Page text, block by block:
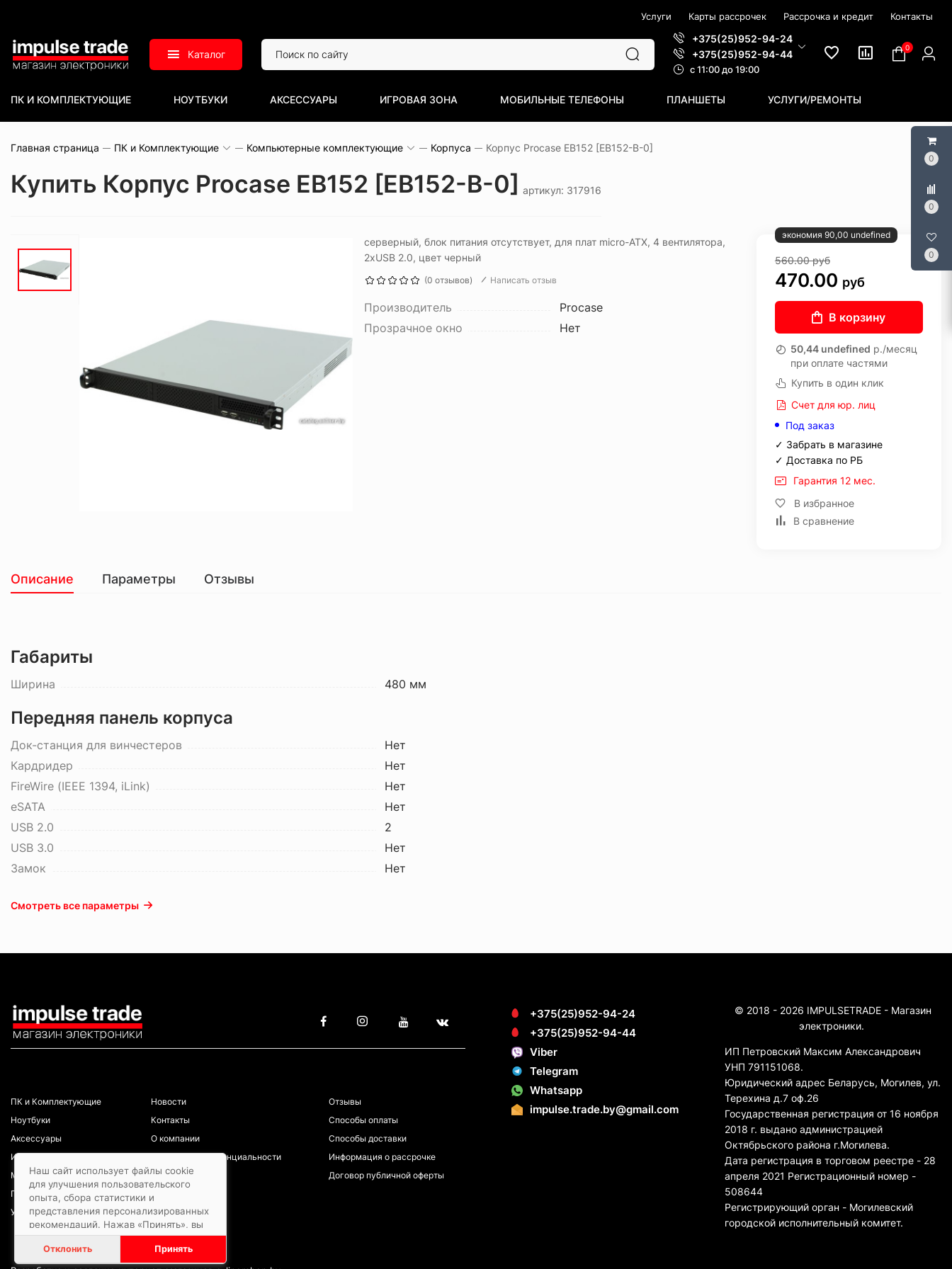
0
0
0
Наш сайт использует файлы cookie
для улучшения пользовательского
опыта, сбора статистики и
представления персонализированных
рекомендаций. Нажав «Принять», вы
даете согласие на обработку файлов
cookie в соответствии с
Политикой
обработки файлов cookie.
Отклонить Принять
Услуги Карты рассрочек Рассрочка и кредит Контакты
Каталог
+375(25)952-94-24
+375(25)952-94-44
c 11:00 до 19:00
0
ПК И КОМПЛЕКТУЮЩИЕ НОУТБУКИ АКСЕССУАРЫ ИГРОВАЯ ЗОНА МОБИЛЬНЫЕ ТЕЛЕФОНЫ ПЛАНШЕТЫ УСЛУГИ/РЕМОНТЫ
Главная страница ПК и Комплектующие Компьютерные комплектующие Корпуса Корпус Procase EB152 [EB152-B-0]
Купить Корпус Procase EB152 [EB152-B-0] артикул: 317916
серверный, блок питания отсутствует, для плат micro-ATX, 4 вентилятора,
2xUSB 2.0, цвет черный
(0 отзывов) Написать отзыв
Производитель
Procase
Прозрачное окно
Нет
экономия 90,00 undefined
560.00руб
470.00 руб
В корзину
50,44 undefined р./месяц
при оплате частями
Купить в один клик
Счет для юр. лиц
Под заказ
✓ Забрать в магазине
✓ Доставка по РБ
Гарантия 12 мес.
В избранное
В сравнение
Описание Параметры Отзывы
Габариты
Ширина 480 мм
Передняя панель корпуса
Док-станция для винчестеров
Нет
Кардридер
Нет
FireWire (IEEE 1394, iLink)
Нет
eSATA
Нет
USB 2.0
2
USB 3.0
Нет
Замок
Нет
Смотреть все параметры
ПК и Комплектующие
Ноутбуки
Аксессуары
Игровая зона
Мобильные телефоны
Планшеты
Услуги/ремонты
Новости
Контакты
О компании
Политика конфиденциальности
Отзывы
Способы оплаты
Способы доставки
Информация о рассрочке
Договор публичной оферты
+375(25)952-94-24
+375(25)952-94-44
Viber
Telegram
Whatsapp
impulse.trade.by@gmail.com
© 2018 - 2026 IMPULSETRADE - Магазин
электроники.
ИП Петровский Максим Александрович
УНП 791151068.
Юридический адрес Беларусь, Могилев, ул.
Терехина д.7 оф.26
Государственная регистрация от 16 ноября
2018 г. выдано администрацией
Октябрьского района г.Могилева.
Дата регистрация в торговом реестре - 28
апреля 2021 Регистрационный номер -
508644
Регистрирующий орган - Могилевский
городской исполнительный комитет.